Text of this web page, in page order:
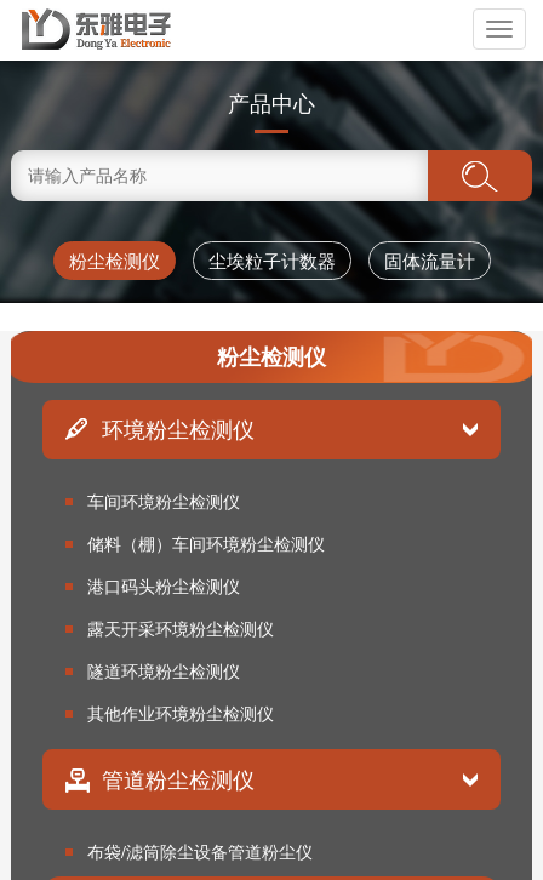
产品中心
粉尘检测仪 尘埃粒子计数器 固体流量计
粉尘检测仪
环境粉尘检测仪
车间环境粉尘检测仪
储料（棚）车间环境粉尘检测仪
港口码头粉尘检测仪
露天开采环境粉尘检测仪
隧道环境粉尘检测仪
其他作业环境粉尘检测仪
管道粉尘检测仪
布袋/滤筒除尘设备管道粉尘仪